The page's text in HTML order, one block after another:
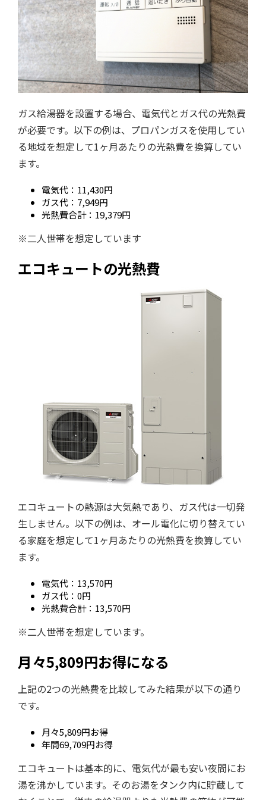
ガス給湯器を設置する場合、電気代とガス代の光熱費
が必要です。以下の例は、プロパンガスを使用してい
る地域を想定して1ヶ月あたりの光熱費を換算してい
ます。
電気代：11,430円
ガス代：7,949円
光熱費合計：19,379円
※二人世帯を想定しています
エコキュートの光熱費
エコキュートの熱源は大気熱であり、ガス代は一切発
生しません。以下の例は、オール電化に切り替えてい
る家庭を想定して1ヶ月あたりの光熱費を換算してい
ます。
電気代：13,570円
ガス代：0円
光熱費合計：13,570円
※二人世帯を想定しています。
月々5,809円お得になる
上記の2つの光熱費を比較してみた結果が以下の通り
です。
月々5,809円お得
年間69,709円お得
エコキュートは基本的に、電気代が最も安い夜間にお
湯を沸かしています。そのお湯をタンク内に貯蔵して